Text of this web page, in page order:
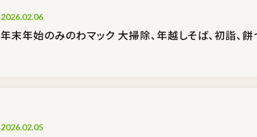
2026.02.06
年末年始のみのわマック 大掃除、年越しそば、初詣、
2026.02.05